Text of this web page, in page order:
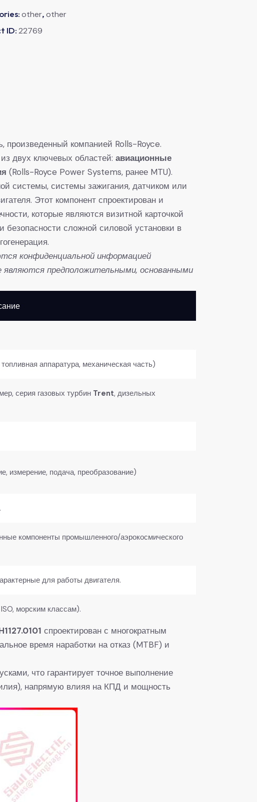
other,other
ID:22769
произведенный компанией Rolls-Royce.
двух ключевых областей: авиационные
​ (Rolls-Royce Power Systems, ранее MTU).
системы, системы зажигания, датчиком или
Этот компонент спроектирован и
которые являются визитной карточкой
сложной силовой установки в
конфиденциальной информацией
предположительными, основанными
аппаратура, механическая часть)
серия газовых турбин Trent, дизельных
измерение, подача, преобразование)
компоненты промышленного/аэрокосмического
для работы двигателя.
морским классам).
​ спроектирован с многократным
время наработки на отказ (MTBF) и
что гарантирует точное выполнение
напрямую влияя на КПД и мощность